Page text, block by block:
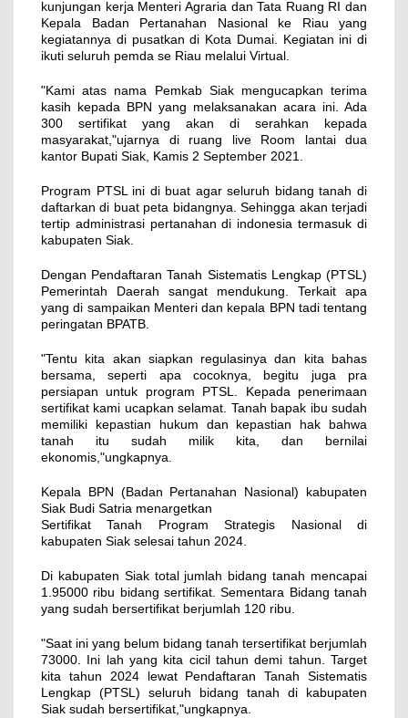
kunjungan kerja Menteri Agraria dan Tata Ruang RI dan
Kepala Badan Pertanahan Nasional ke Riau yang
kegiatannya di pusatkan di Kota Dumai. Kegiatan ini di
ikuti seluruh pemda se Riau melalui Virtual.
"Kami atas nama Pemkab Siak mengucapkan terima
kasih kepada BPN yang melaksanakan acara ini. Ada
300 sertifikat yang akan di serahkan kepada
masyarakat,"ujarnya di ruang live Room lantai dua
kantor Bupati Siak, Kamis 2 September 2021.
Program PTSL ini di buat agar seluruh bidang tanah di
daftarkan di buat peta bidangnya. Sehingga akan terjadi
tertip administrasi pertanahan di indonesia termasuk di
kabupaten Siak.
Dengan Pendaftaran Tanah Sistematis Lengkap (PTSL)
Pemerintah Daerah sangat mendukung. Terkait apa
yang di sampaikan Menteri dan kepala BPN tadi tentang
peringatan BPATB.
"Tentu kita akan siapkan regulasinya dan kita bahas
bersama, seperti apa cocoknya, begitu juga pra
persiapan untuk program PTSL. Kepada penerimaan
sertifikat kami ucapkan selamat. Tanah bapak ibu sudah
memiliki kepastian hukum dan kepastian hak bahwa
tanah itu sudah milik kita, dan bernilai
ekonomis,"ungkapnya.
Kepala BPN (Badan Pertanahan Nasional) kabupaten
Siak Budi Satria menargetkan
Sertifikat Tanah Program Strategis Nasional di
kabupaten Siak selesai tahun 2024.
Di kabupaten Siak total jumlah bidang tanah mencapai
1.95000 ribu bidang sertifikat. Sementara Bidang tanah
yang sudah bersertifikat berjumlah 120 ribu.
"Saat ini yang belum bidang tanah tersertifikat berjumlah
73000. Ini lah yang kita cicil tahun demi tahun. Target
kita tahun 2024 lewat Pendaftaran Tanah Sistematis
Lengkap (PTSL) seluruh bidang tanah di kabupaten
Siak sudah bersertifikat,"ungkapnya.